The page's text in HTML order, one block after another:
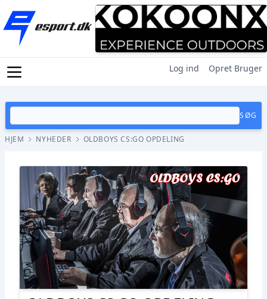
Log ind Opret Bruger
SØG
HJEM NYHEDER OLDBOYS CS:GO OPDELING